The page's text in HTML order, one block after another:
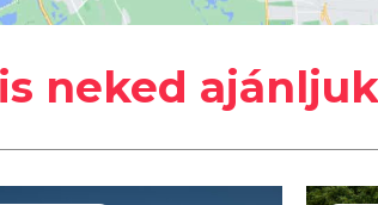
neked ajánljuk